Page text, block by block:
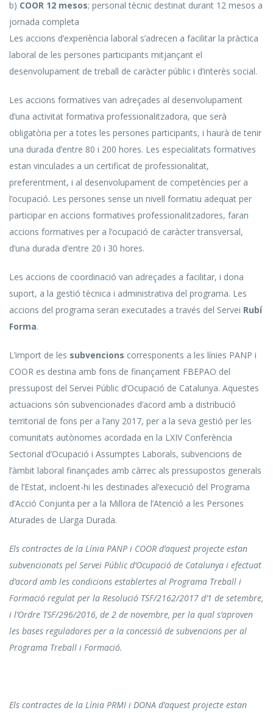
b) COOR 12 mesos; personal tècnic destinat durant 12 mesos a
jornada completa
Les accions d’experiència laboral s’adrecen a facilitar la pràctica
laboral de les persones participants mitjançant el
desenvolupament de treball de caràcter públic i d’interès social.
Les accions formatives van adreçades al desenvolupament
d’una activitat formativa professionalitzadora, que serà
obligatòria per a totes les persones participants, i haurà de tenir
una durada d’entre 80 i 200 hores. Les especialitats formatives
estan vinculades a un certificat de professionalitat,
preferentment, i al desenvolupament de competències per a
l’ocupació. Les persones sense un nivell formatiu adequat per
participar en accions formatives professionalitzadores, faran
accions formatives per a l’ocupació de caràcter transversal,
d’una durada d’entre 20 i 30 hores.
Les accions de coordinació van adreçades a facilitar, i dona
suport, a la gestió tècnica i administrativa del programa. Les
accions del programa seran executades a través del Servei Rubí
Forma.
L’import de les subvencions corresponents a les línies PANP i
COOR es destina amb fons de finançament FBEPAO del
pressupost del Servei Públic d’Ocupació de Catalunya. Aquestes
actuacions són subvencionades d’acord amb a distribució
territorial de fons per a l’any 2017, per a la seva gestió per les
comunitats autònomes acordada en la LXIV Conferència
Sectorial d’Ocupació i Assumptes Laborals, subvencions de
l’àmbit laboral finançades amb càrrec als pressupostos generals
de l’Estat, incloent-hi les destinades al’execució del Programa
d’Acció Conjunta per a la Millora de l’Atenció a les Persones
Aturades de Llarga Durada.
Els contractes de la Línia PANP i COOR d’aquest projecte estan
subvencionats pel Servei Públic d’Ocupació de Catalunya i efectuat
d’acord amb les condicions establertes al Programa Treball i
Formació regulat per la Resolució TSF/2162/2017 d’1 de setembre,
i l’Ordre TSF/296/2016, de 2 de novembre, per la qual s’aproven
les bases reguladores per a la concessió de subvencions per al
Programa Treball i Formació.
Els contractes de la Línia PRMI i DONA d’aquest projecte estan